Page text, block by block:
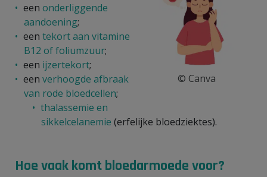
© Canva
een onderliggende
aandoening;
een tekort aan vitamine
B12 of foliumzuur;
een ijzertekort;
een verhoogde afbraak
van rode bloedcellen;
thalassemie en
sikkelcelanemie (erfelijke bloedziektes).
Hoe vaak komt bloedarmoede voor?